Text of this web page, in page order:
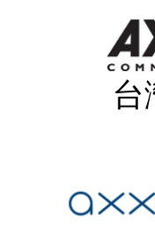
台